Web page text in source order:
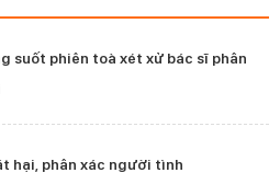
suốt phiên toà xét xử bác sĩ phân
hại, phân xác người tình